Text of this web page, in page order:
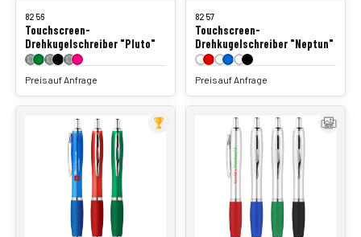
8256
Touchscreen-
Drehkugelschreiber "Pluto"
Preis auf Anfrage
8257
Touchscreen-
Drehkugelschreiber "Neptun"
Preis auf Anfrage